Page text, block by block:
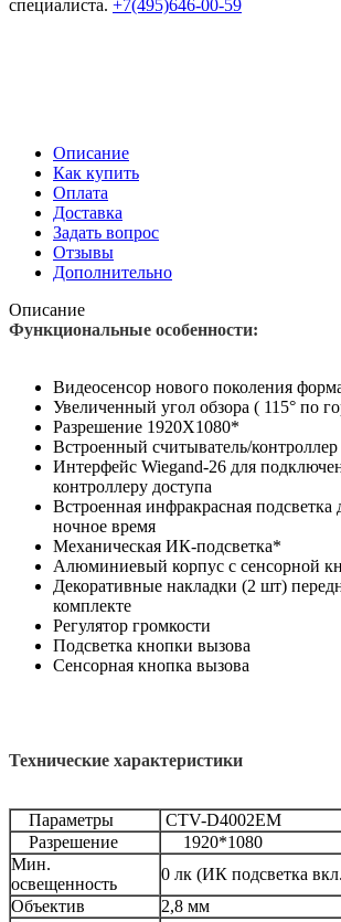
специалиста. +7(495)646-00-59
Описание
Как купить
Оплата
Доставка
Задать вопрос
Отзывы
Дополнительно
Описание
Функциональные особенности:
Видеосенсор нового поколения
Увеличенный угол обзора ( 115° по
Разрешение 1920X1080*
Встроенный считыватель/
Интерфейс Wiegand-26 для
контроллеру доступа
Встроенная инфракрасная подсветка
ночное время
Механическая ИК-подсветка*
Алюминиевый корпус с сенсорной
Декоративные накладки (2 шт)
комплекте
Регулятор громкости
Подсветка кнопки вызова
Сенсорная кнопка вызова
Технические характеристики
Параметры
CTV-D4002EM
Разрешение
1920*1080
Мин.
освещенность
0 лк (ИК подсветка
Объектив
2,8 мм